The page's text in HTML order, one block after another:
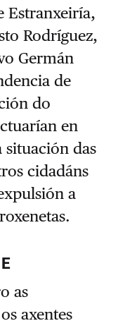
Estranxeiría,
Rodríguez,
Germán
de
do
en
situación das
cidadáns
a
as
axentes